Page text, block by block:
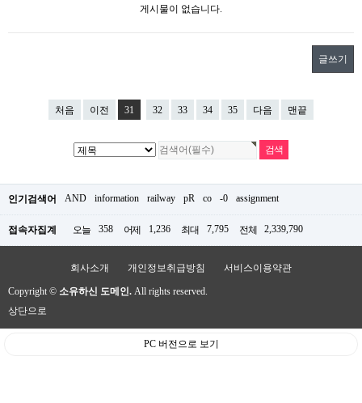
게시물이 없습니다.
글쓰기
처음 이전 31 32 33 34 35 다음 맨끝
인기검색어 AND information railway pR co -0 assignment
접속자집계 오늘 358 어제 1,236 최대 7,795 전체 2,339,790
회사소개 개인정보취급방침 서비스이용약관
Copyright © 소유하신 도메인. All rights reserved.
상단으로
PC 버전으로 보기